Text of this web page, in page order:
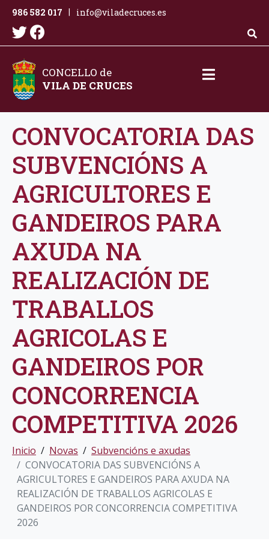
986 582 017 info@viladecruces.es
CONCELLO de
VILA DE CRUCES
CONVOCATORIA DAS
SUBVENCIÓNS A
AGRICULTORES E
GANDEIROS PARA
AXUDA NA
REALIZACIÓN DE
TRABALLOS
AGRICOLAS E
GANDEIROS POR
CONCORRENCIA
COMPETITIVA 2026
Inicio Novas
Subvencións e axudas
CONVOCATORIA DAS SUBVENCIÓNS A
AGRICULTORES E GANDEIROS PARA AXUDA NA
REALIZACIÓN DE TRABALLOS AGRICOLAS E
GANDEIROS POR CONCORRENCIA COMPETITIVA
2026